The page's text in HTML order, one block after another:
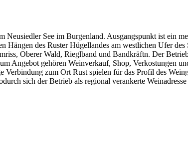
See im Burgenland. Ausgangspunkt ist ein
des Ruster Hügellandes am westlichen Ufer
Oberer Wald, Rieglband und Bandkräftn. Der
Angebot gehören Weinverkauf, Shop, Verkostungen
zum Ort Rust spielen für das Profil des
sich der Betrieb als regional verankerte